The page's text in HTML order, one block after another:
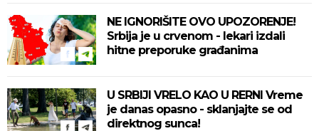
NE IGNORIŠITE OVO UPOZORENJE!
Srbija je u crvenom - lekari izdali
hitne preporuke građanima
U SRBIJI VRELO KAO U RERNI Vreme
je danas opasno - sklanjajte se od
direktnog sunca!